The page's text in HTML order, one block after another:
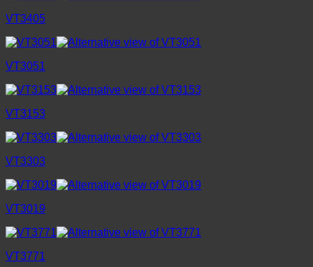
VT3405
VT3051
VT3153
VT3303
VT3019
VT3771